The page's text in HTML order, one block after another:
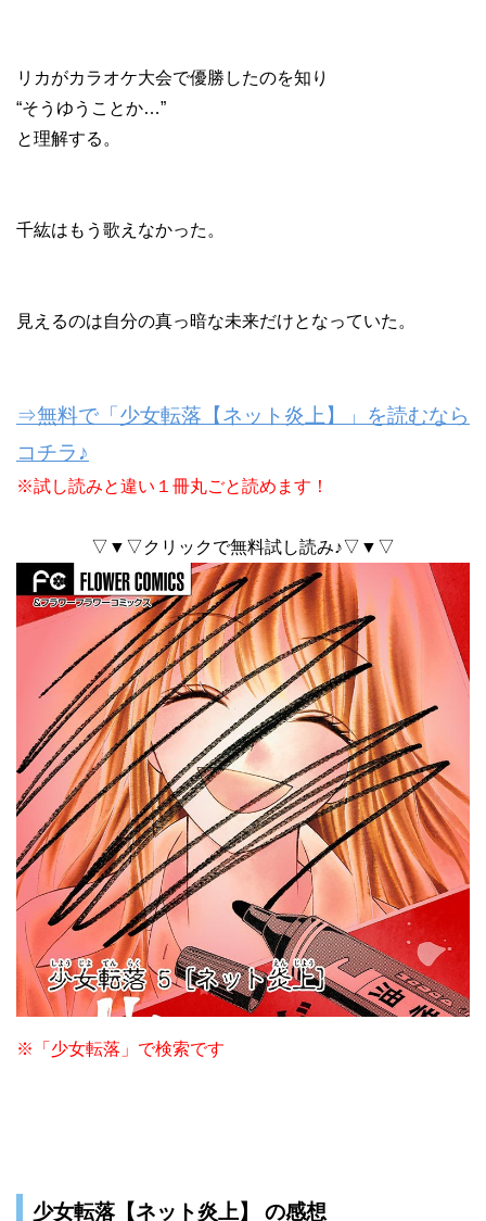
リカがカラオケ大会で優勝したのを知り
“そうゆうことか…”
と理解する。
千紘はもう歌えなかった。
見えるのは自分の真っ暗な未来だけとなっていた。
⇒無料で「少女転落【ネット炎上】」を読むなら
コチラ♪
※試し読みと違い１冊丸ごと読めます！
▽▼▽クリックで無料試し読み♪▽▼▽
※「少女転落」で検索です
少女転落【ネット炎上】 の感想